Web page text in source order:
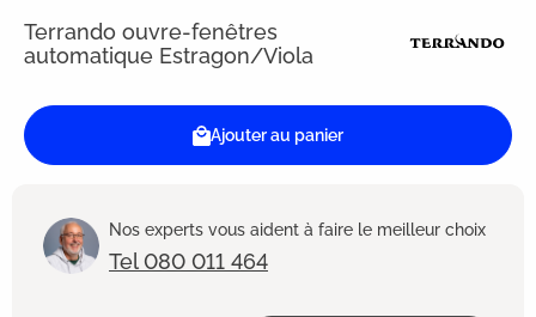
Terrando ouvre-fenêtres
automatique Estragon/Viola
Ajouter au panier
Nos experts vous aident à faire le meilleur choix
Tel 080 011 464